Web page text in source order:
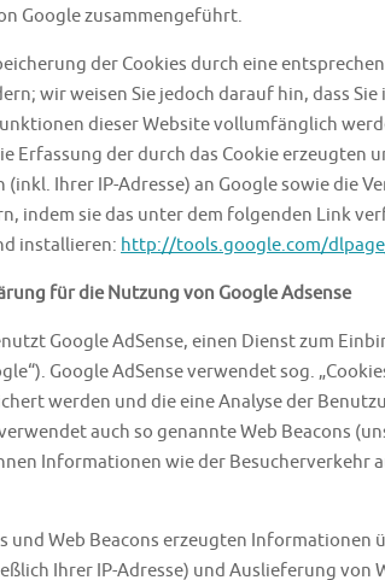
Google zusammengeführt.
der Cookies durch eine
wir weisen Sie jedoch darauf hin, dass Sie
dieser Website vollumfänglich
Erfassung der durch das Cookie erzeugten
(inkl. Ihrer IP-Adresse) an Google sowie die
indem sie das unter dem folgenden Link
installieren: http://tools.google.com/
für die Nutzung von Google Adsense
Google AdSense, einen Dienst zum
Google AdSense verwendet sog.
werden und die eine Analyse der
auch so genannte Web Beacons
Informationen wie der Besucherverkehr
und Web Beacons erzeugten Informationen
Ihrer IP-Adresse) und Auslieferung von